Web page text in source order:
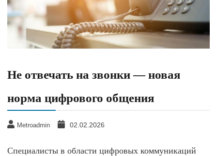
Не отвечать на звонки — новая
норма цифрового общения
Metroadmin 02.02.2026
Специалисты в области цифровых коммуникаций